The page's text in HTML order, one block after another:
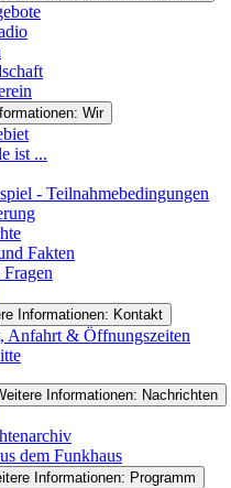
Wir
ist ...
- Teilnahmebedingungen
Fakten
Informationen: Kontakt
Anfahrt & Öffnungszeiten
Informationen: Nachrichten
dem Funkhaus
Informationen: Programm